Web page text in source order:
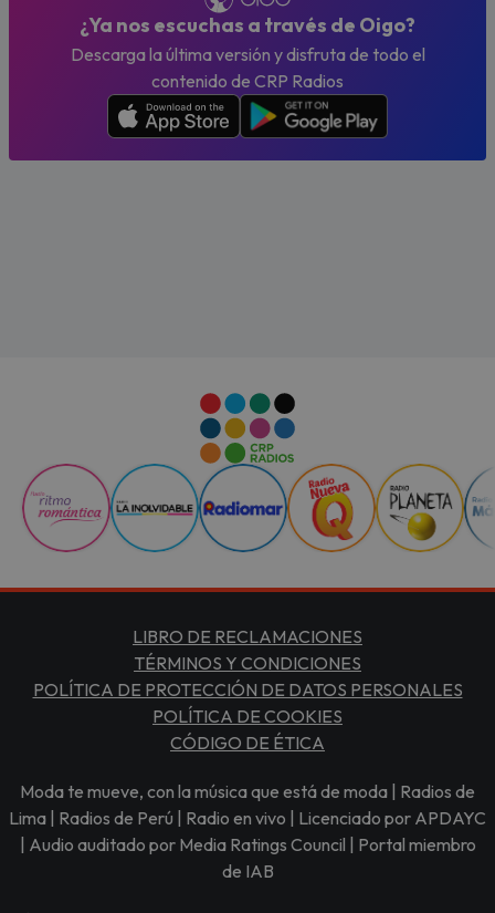
¿Ya nos escuchas a través de Oigo?
Descarga la última versión y disfruta de todo el
contenido de CRP Radios
LIBRO DE RECLAMACIONES
TÉRMINOS Y CONDICIONES
POLÍTICA DE PROTECCIÓN DE DATOS PERSONALES
POLÍTICA DE COOKIES
CÓDIGO DE ÉTICA
Moda te mueve, con la música que está de moda | Radios de
Lima | Radios de Perú | Radio en vivo | Licenciado por APDAYC
| Audio auditado por Media Ratings Council | Portal miembro
de IAB